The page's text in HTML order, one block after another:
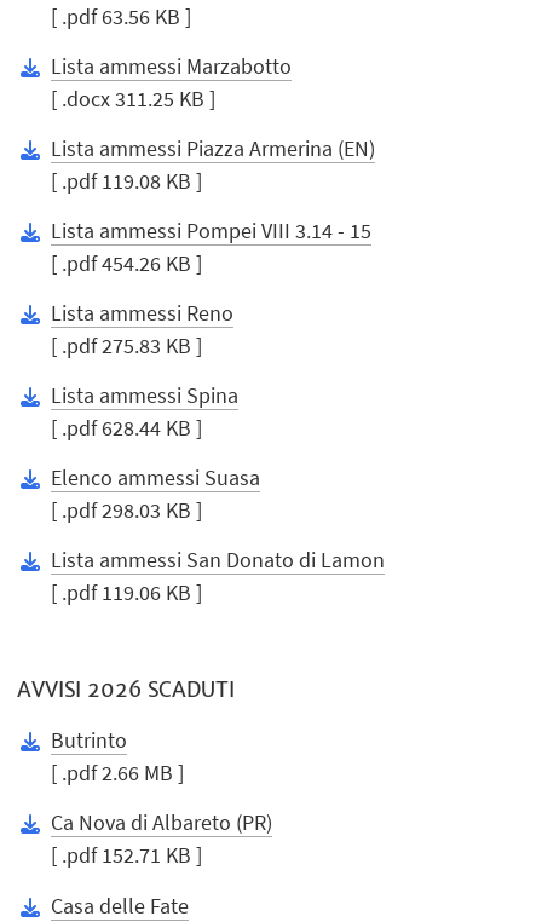
[ .pdf 63.56 KB ]
Lista ammessi Marzabotto
[ .docx 311.25 KB ]
Lista ammessi Piazza Armerina (EN)
[ .pdf 119.08 KB ]
Lista ammessi Pompei VIII 3.14 - 15
[ .pdf 454.26 KB ]
Lista ammessi Reno
[ .pdf 275.83 KB ]
Lista ammessi Spina
[ .pdf 628.44 KB ]
Elenco ammessi Suasa
[ .pdf 298.03 KB ]
Lista ammessi San Donato di Lamon
[ .pdf 119.06 KB ]
AVVISI 2026 SCADUTI
Butrinto
[ .pdf 2.66 MB ]
Ca Nova di Albareto (PR)
[ .pdf 152.71 KB ]
Casa delle Fate